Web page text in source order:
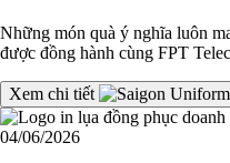
Những món quà ý nghĩa luôn
được đồng hành cùng FPT
Xem chi tiết
04/06/2026